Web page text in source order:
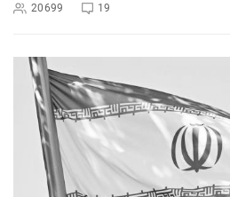
20699 19